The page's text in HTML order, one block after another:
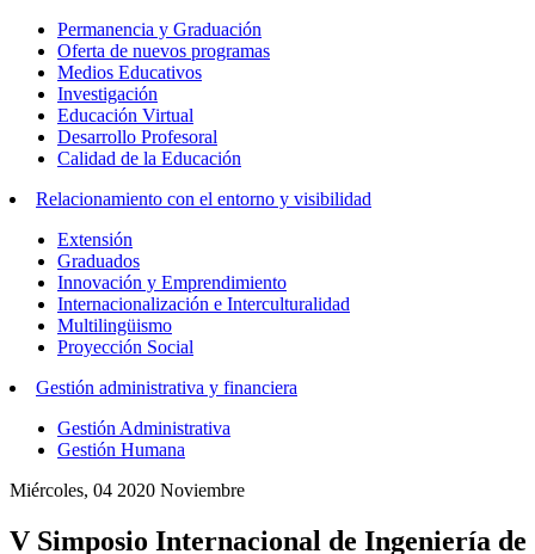
Permanencia y Graduación
Oferta de nuevos programas
Medios Educativos
Investigación
Educación Virtual
Desarrollo Profesoral
Calidad de la Educación
Relacionamiento con el entorno y visibilidad
Extensión
Graduados
Innovación y Emprendimiento
Internacionalización e Interculturalidad
Multilingüismo
Proyección Social
Gestión administrativa y financiera
Gestión Administrativa
Gestión Humana
Miércoles, 04 2020 Noviembre
V Simposio Internacional de Ingeniería de